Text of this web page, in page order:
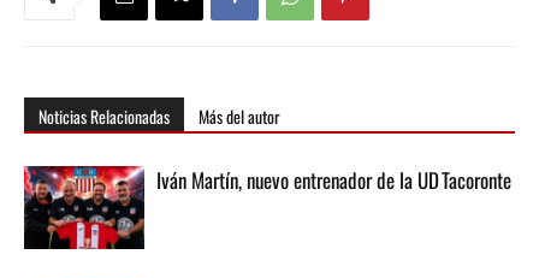
Noticias Relacionadas Más del autor
Iván Martín, nuevo entrenador de la UD Tacoronte